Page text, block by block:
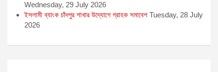
Wednesday, 29 July 2026
ইসলামী ব্যাংক চাঁদপুর শাখার উদ্যোগে গ্রাহক সমাবেশ Tuesday, 28 July
2026